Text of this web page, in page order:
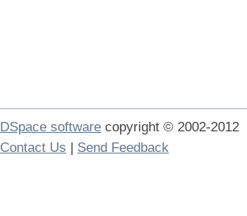
DSpace software copyright © 2002-2012
Contact Us | Send Feedback